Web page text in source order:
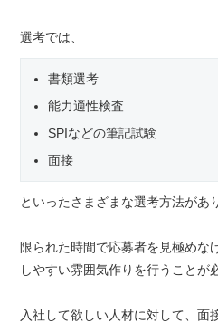
選考では、
書類選考
能力適性検査
SPIなどの筆記試験
面接
といったさまざまな選考方法があ
限られた時間で応募者を見極めな
しやすい雰囲気作りを行うことが
入社して欲しい人材に対して、面